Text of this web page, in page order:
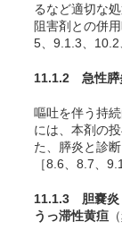
るなど適切な
阻害剤との併
5、9.1.3、10.2
11.1.2 急性膵
嘔吐を伴う持
には、本剤の
た、膵炎と診
［8.6、8.7、
11.1.3 胆嚢炎
うっ滞性黄疸